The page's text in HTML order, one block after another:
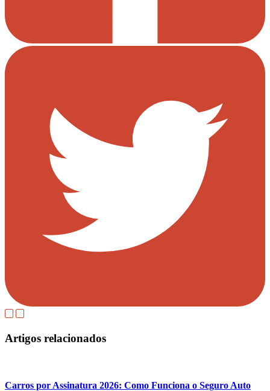
Artigos relacionados
Carros por Assinatura 2026: Como Funciona o Seguro Auto